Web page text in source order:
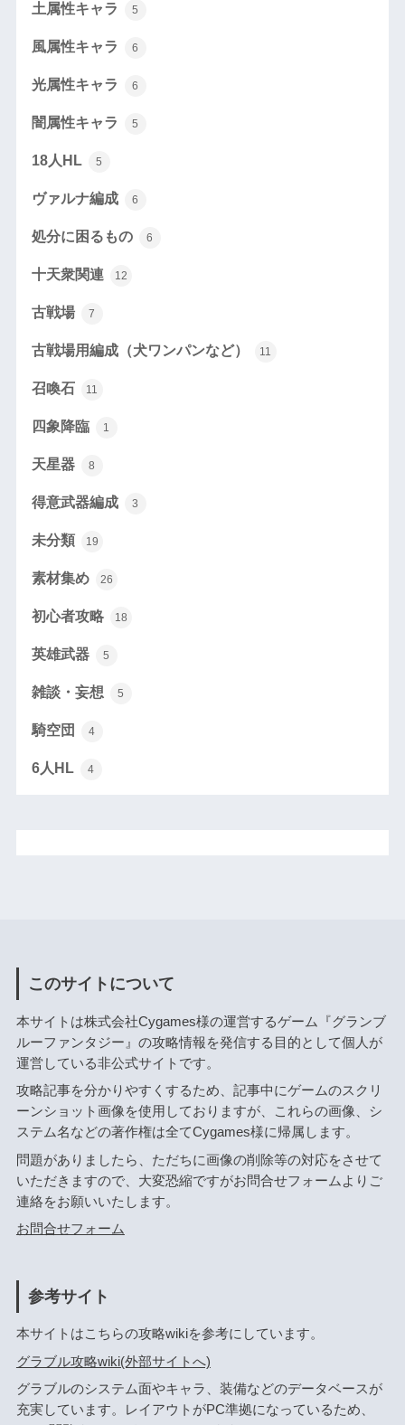
土属性キャラ 5
風属性キャラ 6
光属性キャラ 6
闇属性キャラ 5
18人HL 5
ヴァルナ編成 6
処分に困るもの 6
十天衆関連 12
古戦場 7
古戦場用編成（犬ワンパンなど） 11
召喚石 11
四象降臨 1
天星器 8
得意武器編成 3
未分類 19
素材集め 26
初心者攻略 18
英雄武器 5
雑談・妄想 5
騎空団 4
6人HL 4
このサイトについて
本サイトは株式会社Cygames様の運営するゲーム『グランブ
ルーファンタジー』の攻略情報を発信する目的として個人が
運営している非公式サイトです。
攻略記事を分かりやすくするため、記事中にゲームのスクリ
ーンショット画像を使用しておりますが、これらの画像、シ
ステム名などの著作権は全てCygames様に帰属します。
問題がありましたら、ただちに画像の削除等の対応をさせて
いただきますので、大変恐縮ですがお問合せフォームよりご
連絡をお願いいたします。
お問合せフォーム
参考サイト
本サイトはこちらの攻略wikiを参考にしています。
グラブル攻略wiki(外部サイトへ)
グラブルのシステム面やキャラ、装備などのデータベースが
充実しています。レイアウトがPC準拠になっているため、